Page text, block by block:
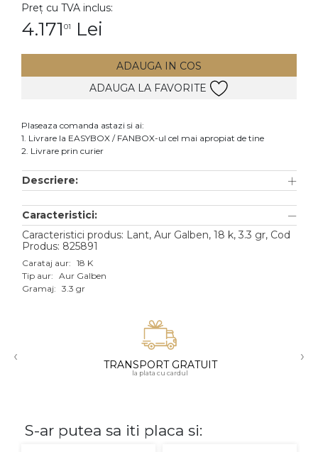
Cercei
Accesorii
Aur alb
Aur roz
Aur mixt
18K
Preț cu TVA inclus:
4.171 01 Lei
ADAUGA IN COS
ADAUGA LA FAVORITE
Plaseaza comanda astazi si ai:
1. Livrare la EASYBOX / FANBOX-ul cel mai apropiat de tine
2. Livrare prin curier
Descriere:
Caracteristici:
Caracteristici produs: Lant, Aur Galben, 18 k, 3.3 gr, Cod
Produs: 825891
Carataj aur: 18 K
Tip aur: Aur Galben
Gramaj: 3.3 gr
‹ TRANSPORT GRATUIT
la plata cu cardul
›
S-ar putea sa iti placa si: